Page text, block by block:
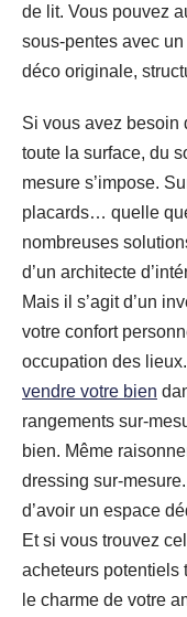
de lit. Vous pouvez
sous-pentes avec
déco originale,
Si vous avez besoin
toute la surface, du
mesure s’impose.
placards… quelle
nombreuses
d’un architecte
Mais il s’agit d’un
votre confort
occupation des
vendre votre bien
rangements sur-
bien. Même
dressing sur-
d’avoir un espace
Et si vous trouvez
acheteurs potentiels
le charme de votre